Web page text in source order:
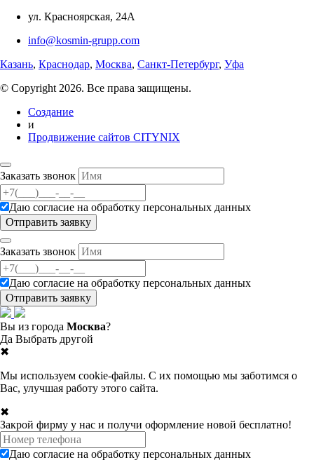
ул. Красноярская, 24А
info@kosmin-grupp.com
Казань, Краснодар, Москва, Санкт-Петербург, Уфа
© Copyright 2026. Все права защищены.
Создание
и
Продвижение сайтов CITYNIX
Заказать звонок
Даю согласие на обработку персональных данных
Заказать звонок
Даю согласие на обработку персональных данных
Вы из города Москва?
Да Выбрать другой
✖
Мы используем cookie-файлы. С их помощью мы заботимся о
Вас, улучшая работу этого сайта.
✖
Закрой фирму у нас и получи оформление новой бесплатно!
Даю согласие на обработку персональных данных